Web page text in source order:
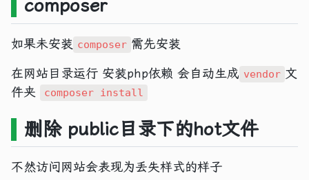
composer
如果未安装 composer 需先安装
在网站目录运行 安装php依赖 会自动生成 vendor 文
件夹
composer install
删除 public目录下的hot文件
不然访问网站会表现为丢失样式的样子